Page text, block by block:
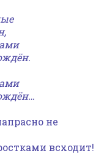
не
всходит!